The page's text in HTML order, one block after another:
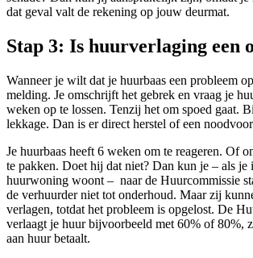
dat geval valt de rekening op jouw deurmat.
Stap 3: Is huurverlaging een
Wanneer je wilt dat je huurbaas een probleem
melding. Je omschrijft het gebrek en vraag je
weken op te lossen. Tenzij het om spoed gaat.
lekkage. Dan is er direct herstel of een
Je huurbaas heeft 6 weken om te reageren. Of
te pakken. Doet hij dat niet? Dan kun je – als je
huurwoning woont – naar de Huurcommissie
de verhuurder niet tot onderhoud. Maar zij
verlagen, totdat het probleem is opgelost. De
verlaagt je huur bijvoorbeeld met 60% of 80%,
aan huur betaalt.